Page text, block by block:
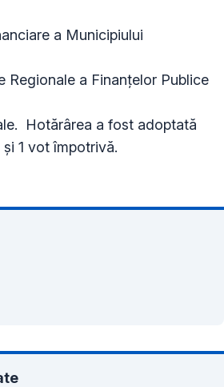
a Municipiului
Regionale a Finanțelor Publice
Hotărârea a fost adoptată
1 vot împotrivă.